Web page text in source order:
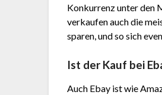
Konkurrenz unter den
verkaufen auch die
sparen, und so sich
Ist der Kauf bei
Auch Ebay ist wie